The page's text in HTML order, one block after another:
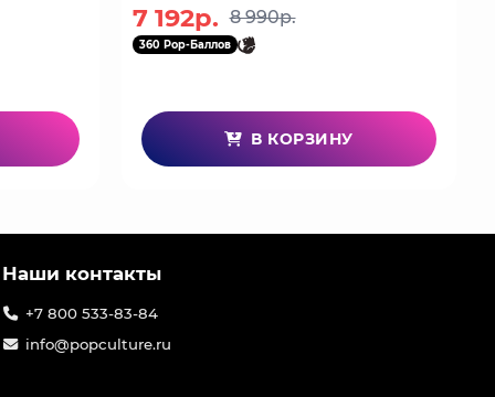
7 192р. 8 990р.
360 Pop-Баллов
В КОРЗИНУ
Наши контакты
+7 800 533-83-84
info@popculture.ru